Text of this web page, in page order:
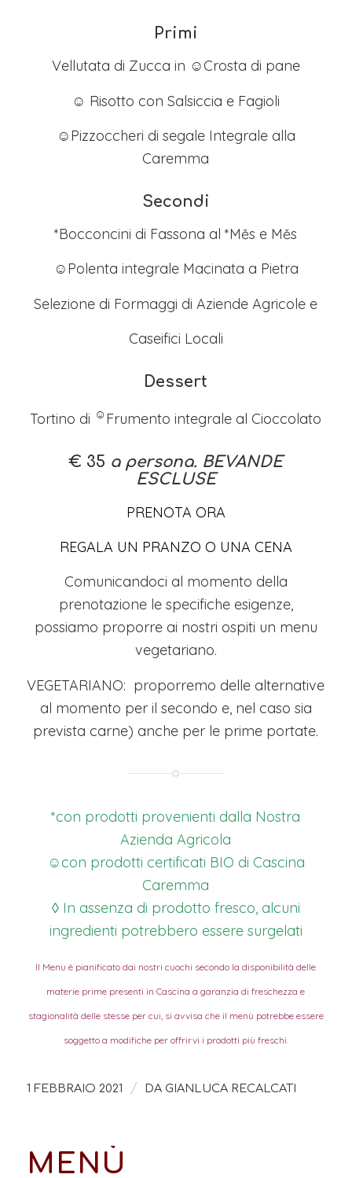
Primi
Vellutata di Zucca in ☺Crosta di pane
☺ Risotto con Salsiccia e Fagioli
☺Pizzoccheri di segale Integrale alla
Caremma
Secondi
*Bocconcini di Fassona al *Měs e Měs
☺Polenta integrale Macinata a Pietra
Selezione di Formaggi di Aziende Agricole e
Caseifici Locali
Dessert
Tortino di ☺Frumento integrale al Cioccolato
€ 35 a persona. BEVANDE
ESCLUSE
PRENOTA ORA
REGALA UN PRANZO O UNA CENA
Comunicandoci al momento della
prenotazione le specifiche esigenze,
possiamo proporre ai nostri ospiti un menu
vegetariano.
VEGETARIANO: proporremo delle alternative
al momento per il secondo e, nel caso sia
prevista carne) anche per le prime portate.
*con prodotti provenienti dalla Nostra
Azienda Agricola
☺con prodotti certificati BIO di Cascina
Caremma
◊ In assenza di prodotto fresco, alcuni
ingredienti potrebbero essere surgelati
Il Menu è pianificato dai nostri cuochi secondo la disponibilità delle
materie prime presenti in Cascina a garanzia di freschezza e
stagionalità delle stesse per cui, si avvisa che il menù potrebbe essere
soggetto a modifiche per offrirvi i prodotti più freschi.
1 FEBBRAIO 2021 / DA GIANLUCA RECALCATI
MENÙ